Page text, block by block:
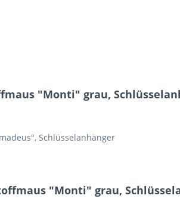
"Monti" grau,
Schlüsselanhänger
"Monti" grau,